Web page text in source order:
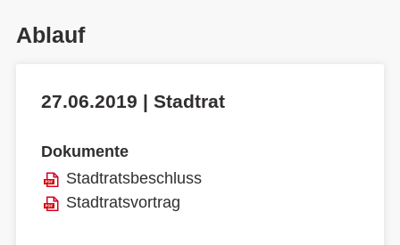
Ablauf
27.06.2019 | Stadtrat
Dokumente
Stadtratsbeschluss
Stadtratsvortrag